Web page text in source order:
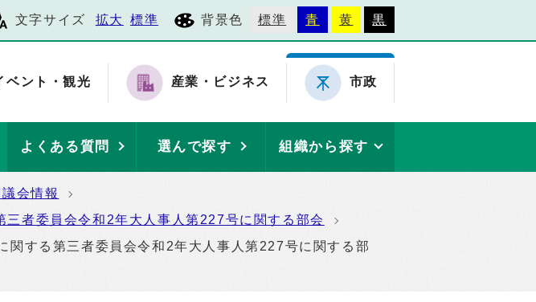
文字サイズ 拡大 標準 背景色 標準 青 黄 黒
ベント・観光 産業・ビジネス 市政
よくある質問 選んで探す 組織から探す
会情報
者委員会令和2年大人事人第227号に関する部会
する第三者委員会令和2年大人事人第227号に関する部